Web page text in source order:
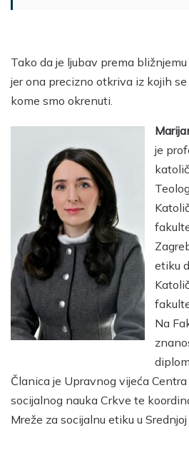
Tako da je ljubav prema
jer ona precizno otkriva iz kojih
kome smo okrenuti.
je
etiku
Na
Članica je Upravnog vijeća
socijalnog nauka Crkve te
Mreže za socijalnu etiku u Srednjoj